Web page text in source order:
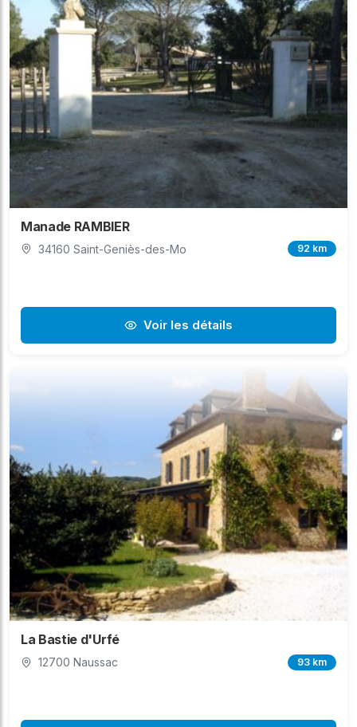
Manade RAMBIER
34160 Saint-Geniès-des-Mo 92 km
Voir les détails
La Bastie d'Urfé
12700 Naussac 93 km